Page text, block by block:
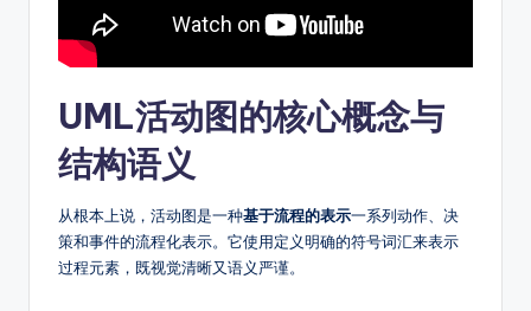
ig
In
si
UML活动图的核心概念与
结构语义
从根本上说，活动图是一种基于流程的表示一系列动作、决
策和事件的流程化表示。它使用定义明确的符号词汇来表示
过程元素，既视觉清晰又语义严谨。